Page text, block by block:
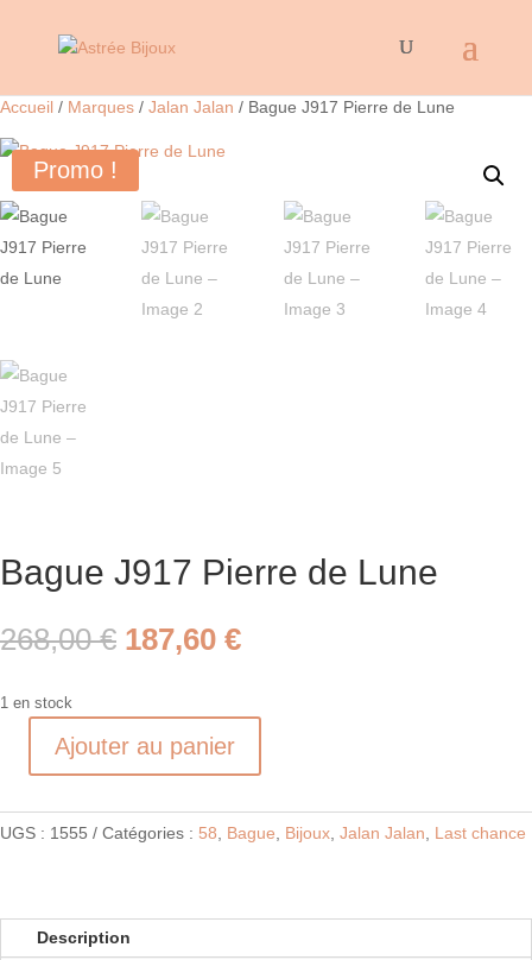
Accueil / Marques / Jalan Jalan / Bague J917 Pierre de Lune
Promo !
Bague J917 Pierre de Lune
268,00€ Le
était :
268,00 €.
187,60 €Le
est :
1 en stock
quantité
Bague
J917
Lune
Ajouter au panier
UGS : 1555 Catégories : 58 Bague Bijoux Jalan Jalan Last chance
Description